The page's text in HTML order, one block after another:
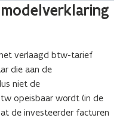
verlaagd btw-tarief
die aan de
niet de
opeisbaar wordt (in de
de investeerder facturen